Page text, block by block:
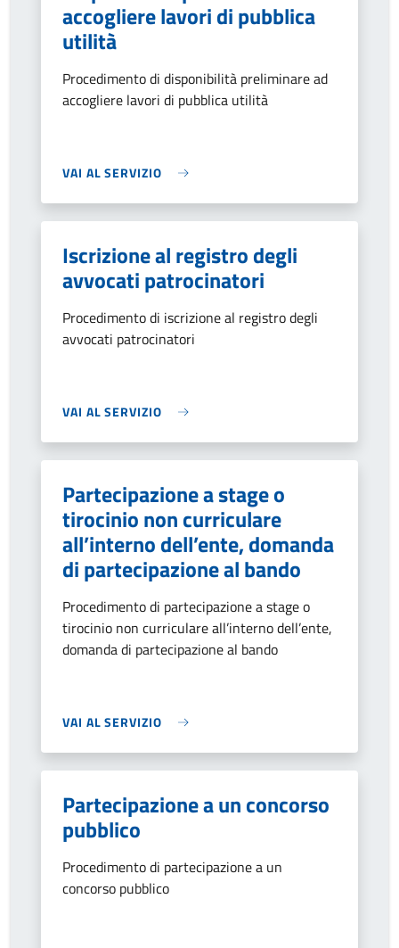
accogliere lavori di pubblica
utilità
Procedimento di disponibilità preliminare ad
accogliere lavori di pubblica utilità
VAI AL SERVIZIO
Iscrizione al registro degli
avvocati patrocinatori
Procedimento di iscrizione al registro degli
avvocati patrocinatori
VAI AL SERVIZIO
Partecipazione a stage o
tirocinio non curriculare
all’interno dell’ente, domanda
di partecipazione al bando
Procedimento di partecipazione a stage o
tirocinio non curriculare all’interno dell’ente,
domanda di partecipazione al bando
VAI AL SERVIZIO
Partecipazione a un concorso
pubblico
Procedimento di partecipazione a un
concorso pubblico